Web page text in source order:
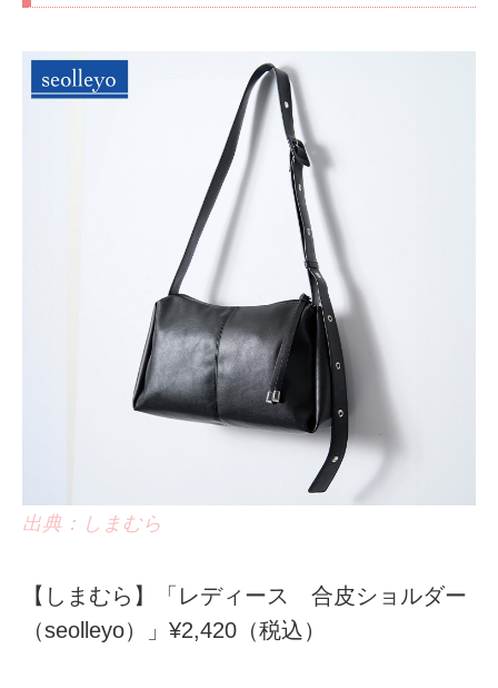
出典：しまむら
【しまむら】「レディース 合皮ショルダー
（seolleyo）」¥2,420（税込）